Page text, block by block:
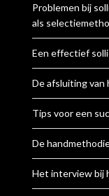
Problemen bij
als
Een effectief
De afsluiting van
Tips voor een
De
Het interview bij